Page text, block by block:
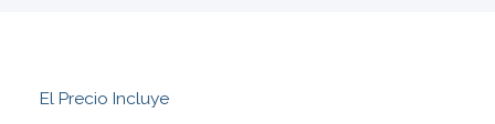
El Precio Incluye